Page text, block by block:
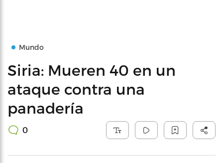
Mundo
Siria: Mueren 40 en un
ataque contra una
panadería
0